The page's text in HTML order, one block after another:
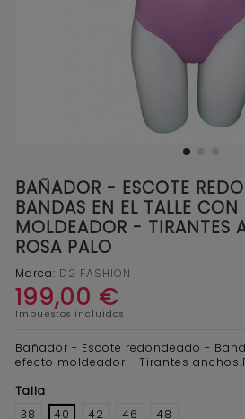
BAÑADOR - ESCOTE
BANDAS EN EL TALLE CON
MOLDEADOR - TIRANTES
ROSA PALO
Marca: D2 FASHION
199,00 €
Impuestos incluidos
Bañador - Escote redondeado -
efecto moldeador - Tirantes
Talla
38
40 42 46 48